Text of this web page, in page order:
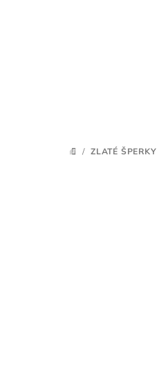
DOMOV
/ ZLATÉ ŠPERKY